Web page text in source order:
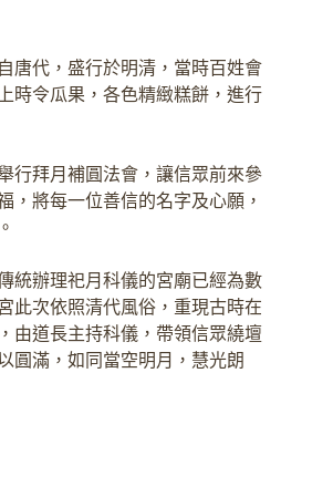
唐代，盛行於明清，當時百姓會
時令瓜果，各色精緻糕餅，進行
行拜月補圓法會，讓信眾前來參
，將每一位善信的名字及心願，
統辦理祀月科儀的宮廟已經為數
此次依照清代風俗，重現古時在
由道長主持科儀，帶領信眾繞壇
圓滿，如同當空明月，慧光朗